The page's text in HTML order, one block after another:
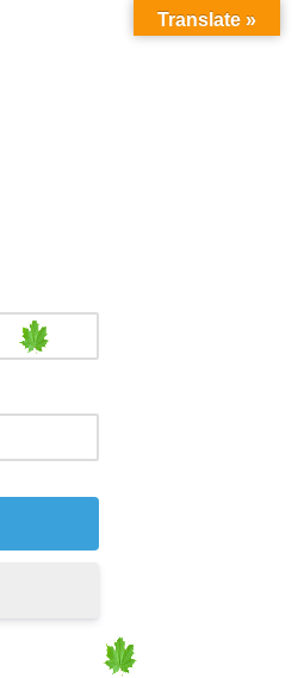
Translate »